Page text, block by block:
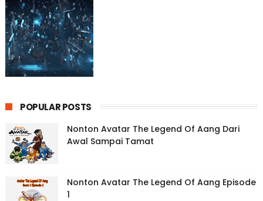
POPULAR POSTS
Nonton Avatar The Legend Of Aang Dari
Awal Sampai Tamat
Nonton Avatar The Legend Of Aang Episode
1